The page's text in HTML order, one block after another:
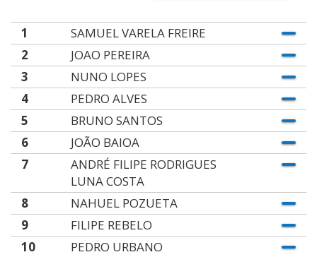
1
SAMUEL VARELA FREIRE
2
JOAO PEREIRA
3
NUNO LOPES
4
PEDRO ALVES
5
BRUNO SANTOS
6
JOÃO BAIOA
7
ANDRÉ FILIPE RODRIGUES
LUNA COSTA
8
NAHUEL POZUETA
9
FILIPE REBELO
10
PEDRO URBANO